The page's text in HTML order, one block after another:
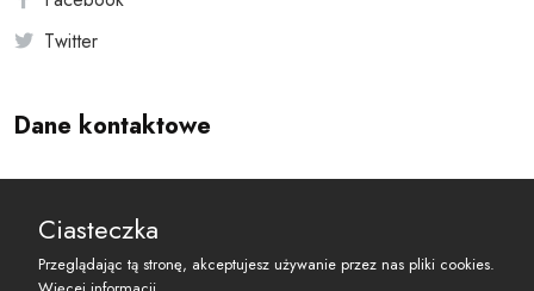
Twitter
Dane kontaktowe
reset@resetobywatelski.pl
Ciasteczka
Przeglądając tą stronę, akceptujesz używanie przez nas pliki cookies.